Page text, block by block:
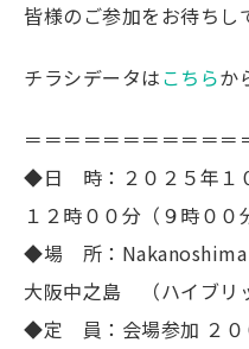
皆様のご参加をお待ちし
チラシデータはこちらか
＝＝＝＝＝＝＝＝＝＝＝
◆日 時：２０２５年１
１２時００分（９時００
◆場 所：Nakanoshima
大阪中之島 （ハイブリ
◆定 員：会場参加 ２０